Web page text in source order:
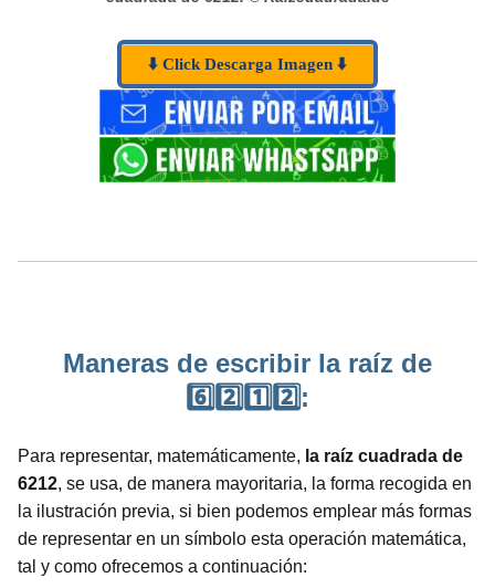
⬇️ Click Descarga Imagen ⬇️
Maneras de escribir la raíz de
6️⃣2️⃣1️⃣2️⃣:
Para representar, matemáticamente, la raíz cuadrada de
6212, se usa, de manera mayoritaria, la forma recogida en
la ilustración previa, si bien podemos emplear más formas
de representar en un símbolo esta operación matemática,
tal y como ofrecemos a continuación: